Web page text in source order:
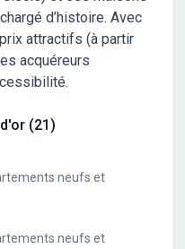
d’histoire. Avec
attractifs (à partir
acquéreurs
(21)
neufs et
neufs et